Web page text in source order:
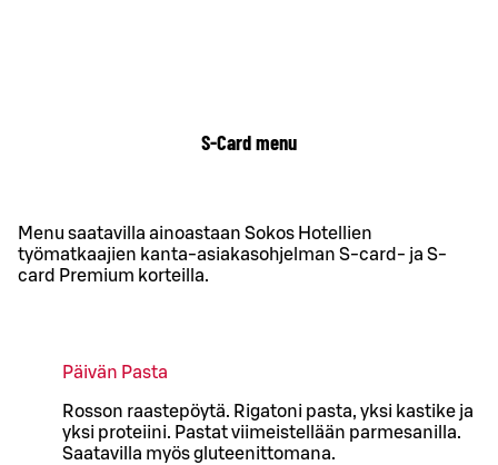
S-Card menu
Menu saatavilla ainoastaan Sokos Hotellien
työmatkaajien kanta-asiakasohjelman S-card- ja S-
card Premium korteilla.
Päivän Pasta
Rosson raastepöytä. Rigatoni pasta, yksi kastike ja
yksi proteiini. Pastat viimeistellään parmesanilla.
Saatavilla myös gluteenittomana.